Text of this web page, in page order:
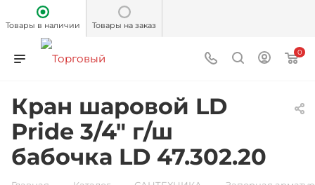
Товары в наличии Товары на заказ
0
Кран шаровой LD
Pride 3/4" г/ш
бабочка LD 47.302.20